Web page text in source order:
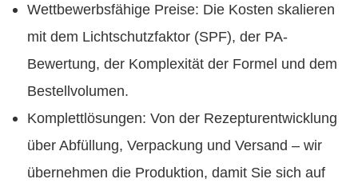
Wettbewerbsfähige Preise: Die Kosten skalieren
mit dem Lichtschutzfaktor (SPF), der PA-
Bewertung, der Komplexität der Formel und dem
Bestellvolumen.
Komplettlösungen: Von der Rezepturentwicklung
über Abfüllung, Verpackung und Versand – wir
übernehmen die Produktion, damit Sie sich auf